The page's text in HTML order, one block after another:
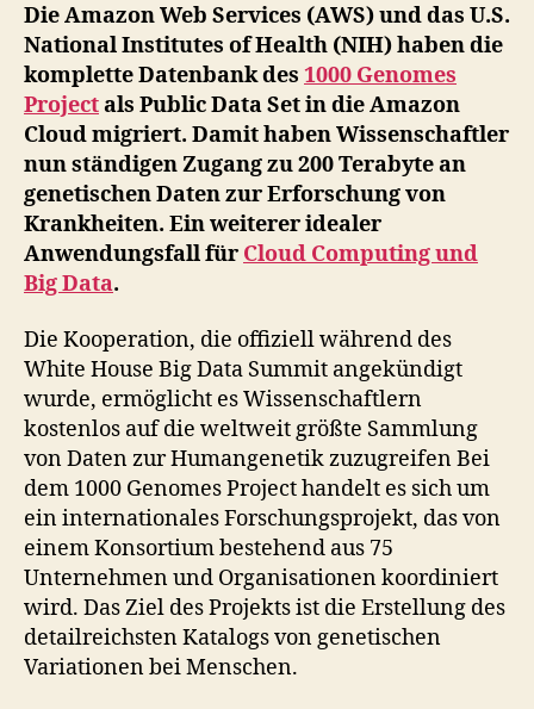
Katalog
für
Humangenetik
in
der
Cloud
Die Amazon Web Services (AWS) und das U.S.
National Institutes of Health (NIH) haben die
komplette Datenbank des 1000 Genomes
Projectals Public Data Set in die Amazon
Cloud migriert. Damit haben Wissenschaftler
nun ständigen Zugang zu 200 Terabyte an
genetischen Daten zur Erforschung von
Krankheiten. Ein weiterer idealer
Anwendungsfall für Cloud Computing und
Big Data.
Die Kooperation, die offiziell während des
White House Big Data Summit angekündigt
wurde, ermöglicht es Wissenschaftlern
kostenlos auf die weltweit größte Sammlung
von Daten zur Humangenetik zuzugreifen Bei
dem 1000 Genomes Project handelt es sich um
ein internationales Forschungsprojekt, das von
einem Konsortium bestehend aus 75
Unternehmen und Organisationen koordiniert
wird. Das Ziel des Projekts ist die Erstellung des
detailreichsten Katalogs von genetischen
Variationen bei Menschen.